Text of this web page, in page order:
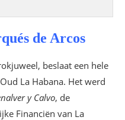
de Arcos
beslaat een hele
La Habana. Het werd
y Calvo, de
Financiën van La